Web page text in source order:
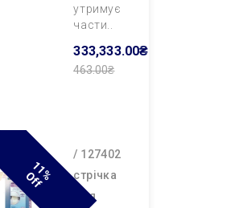
утримує
части..
333,333.00₴
463.00₴
1
1
% O
F
F
/ 127402
cтрічка
для